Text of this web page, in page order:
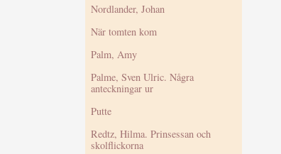
Nordlander, Johan
När tomten kom
Palm, Amy
Palme, Sven Ulric. Några
anteckningar ur
Putte
Redtz, Hilma. Prinsessan och
skolflickorna